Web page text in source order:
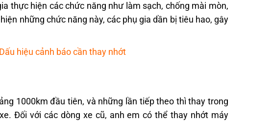
thực hiện các chức năng như làm sạch, chống mài mòn,
những chức năng này, các phụ gia dần bị tiêu hao, gây
hiệu cảnh báo cần thay nhớt
1000km đầu tiên, và những lần tiếp theo thì thay trong
xe.Đối với các dòng xe cũ, anh em có thể thay nhớt máy